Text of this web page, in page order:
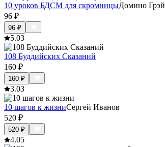
10 уроков БДСМ для скромницыДомино Грэй
96 ₽
96 ₽
5.03
108 Буддийских Сказаний
160 ₽
160 ₽
3.03
10 шагов к жизниСергей Иванов
520 ₽
520 ₽
4.05